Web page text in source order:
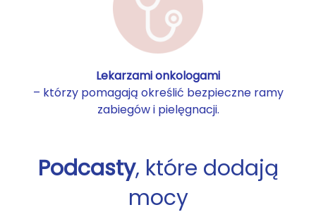
Lekarzami onkologami
– którzy pomagają określić bezpieczne ramy
zabiegów i pielęgnacji.
Podcasty, które dodają
mocy